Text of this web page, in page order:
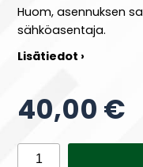
Huom, asennuksen
sähköasentaja.
Lisätiedot ›
40,00 €